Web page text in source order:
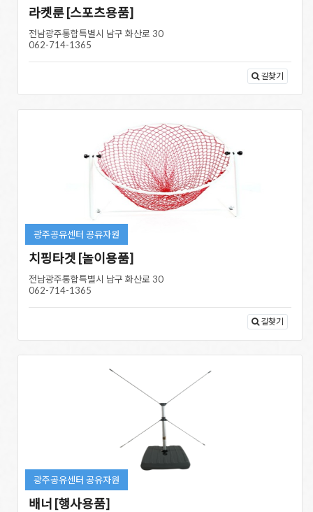
라켓룬 [스포츠용품]
전남광주통합특별시 남구 화산로 30
062-714-1365
길찾기
광주공유센터 공유자원
치핑타겟 [놀이용품]
전남광주통합특별시 남구 화산로 30
062-714-1365
길찾기
광주공유센터 공유자원
배너 [행사용품]